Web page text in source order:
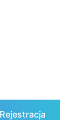
Rejestracja